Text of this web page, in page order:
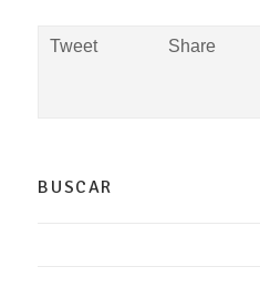
Tweet Share
BUSCAR